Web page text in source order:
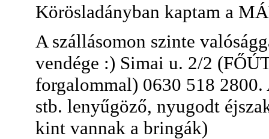
Körösladányban kaptam a
A szállásomon szinte
vendége :) Simai u. 2/2
forgalommal) 0630 518 2800.
stb. lenyűgöző, nyugodt
kint vannak a bringák)